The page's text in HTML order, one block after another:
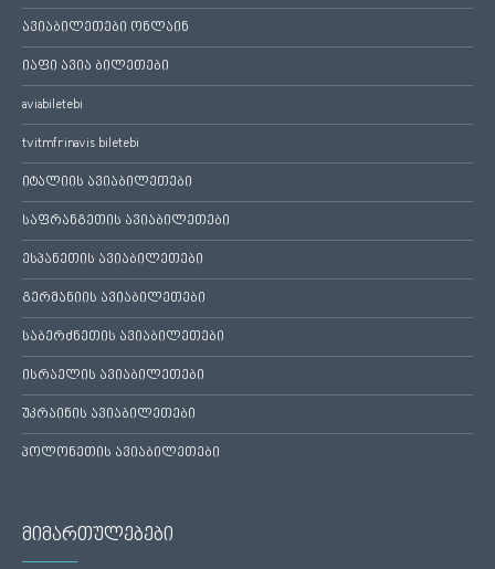
ავიაბილეთები ონლაინ
იაფი ავია ბილეთები
aviabiletebi
tvitmfrinavis biletebi
იტალიის ავიაბილეთები
საფრანგეთის ავიაბილეთები
ესპანეთის ავიაბილეთები
გერმანიის ავიაბილეთები
საბერძნეთის ავიაბილეთები
ისრაელის ავიაბილეთები
უკრაინის ავიაბილეთები
პოლონეთის ავიაბილეთები
მიმართულებები